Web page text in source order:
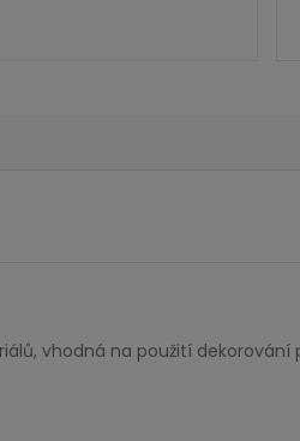
vhodná na použití dekorování